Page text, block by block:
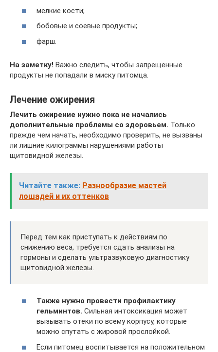
мелкие кости;
бобовые и соевые продукты;
фарш.
На заметку! Важно следить, чтобы запрещенные
продукты не попадали в миску питомца.
Лечение ожирения
Лечить ожирение нужно пока не начались
дополнительные проблемы со здоровьем. Только
прежде чем начать, необходимо проверить, не вызваны
ли лишние килограммы нарушениями работы
щитовидной железы.
Читайте также: Разнообразие мастей
лошадей и их оттенков
Перед тем как приступать к действиям по
снижению веса, требуется сдать анализы на
гормоны и сделать ультразвуковую диагностику
щитовидной железы.
Также нужно провести профилактику
гельминтов. Сильная интоксикация может
вызывать отеки по всему корпусу, которые
можно спутать с жировой прослойкой.
Если питомец воспитывается на положительном